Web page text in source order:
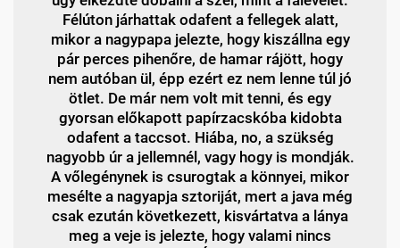
Félúton járhattak odafent a fellegek alatt,
mikor a nagypapa jelezte, hogy kiszállna egy
pár perces pihenőre, de hamar rájött, hogy
nem autóban ül, épp ezért ez nem lenne túl jó
ötlet. De már nem volt mit tenni, és egy
gyorsan előkapott papírzacskóba kidobta
odafent a taccsot. Hiába, no, a szükség
nagyobb úr a jellemnél, vagy hogy is mondják.
A vőlegénynek is csurogtak a könnyei, mikor
mesélte a nagyapja sztoriját, mert a java még
csak ezután következett, kisvártatva a lánya
meg a veje is jelezte, hogy valami nincs